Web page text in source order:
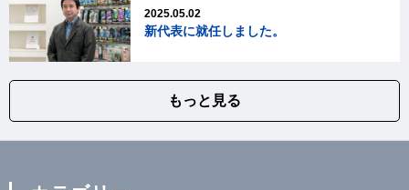
2025.05.02
新代表に就任しました。
もっと見る